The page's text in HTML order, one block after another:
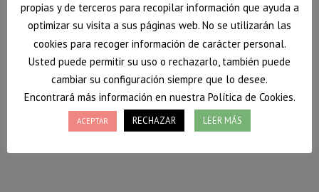
propias y de terceros para recopilar información que ayuda a
optimizar su visita a sus páginas web. No se utilizarán las
cookies para recoger información de carácter personal.
Usted puede permitir su uso o rechazarlo, también puede
cambiar su configuración siempre que lo desee.
Encontrará más información en nuestra Política de Cookies.
ACEPTAR RECHAZAR LEER MÁS